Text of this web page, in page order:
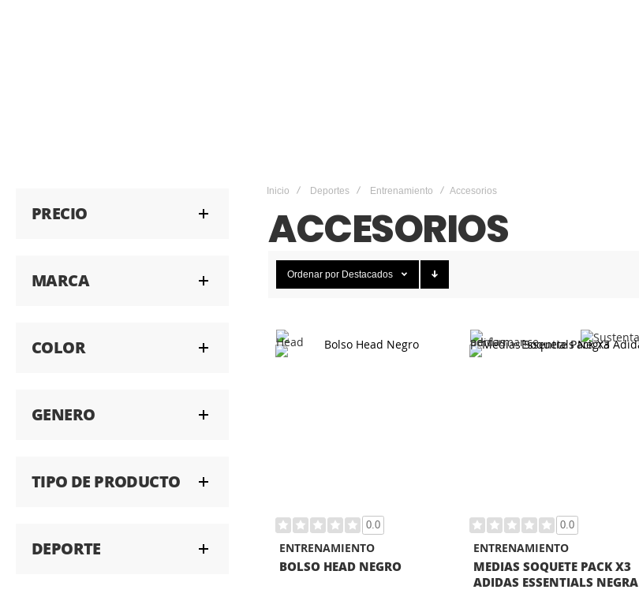
Inicio Deportes Entrenamiento Accesorios
ACCESORIOS
Ordenar por Destacados
0.0
ENTRENAMIENTO
BOLSO HEAD NEGRO
0.0
ENTRENAMIENTO
MEDIAS SOQUETE PACK X3
ADIDAS ESSENTIALS NEGRA
PRECIO
MARCA
COLOR
GENERO
TIPO DE PRODUCTO
DEPORTE